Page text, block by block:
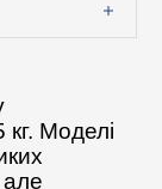
Моделі
але